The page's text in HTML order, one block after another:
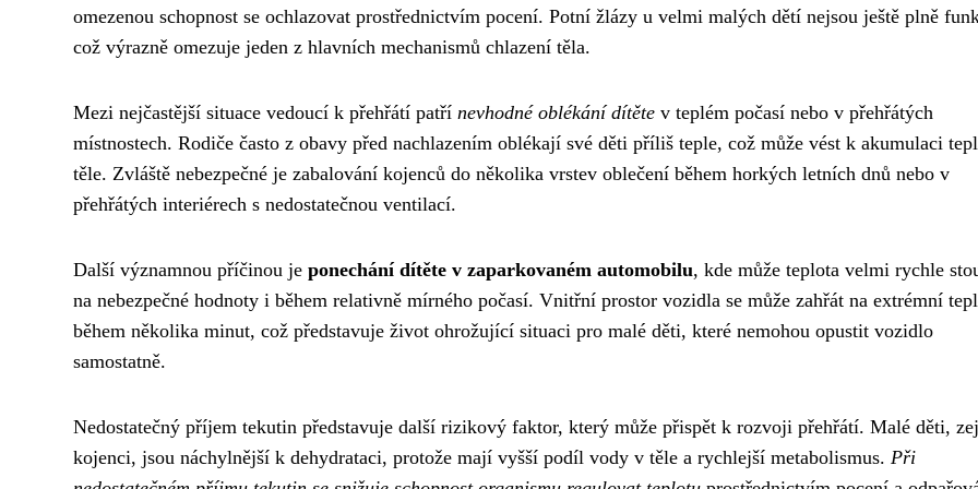
omezenou schopnost se ochlazovat prostřednictvím pocení. Potní žlázy u velmi malých dětí nejsou ještě plně
což výrazně omezuje jeden z hlavních mechanismů chlazení těla.
Mezi nejčastější situace vedoucí k přehřátí patří nevhodné oblékání dítěte v teplém počasí nebo v přehřátých
místnostech. Rodiče často z obavy před nachlazením oblékají své děti příliš teple, což může vést k akumulaci
těle. Zvláště nebezpečné je zabalování kojenců do několika vrstev oblečení během horkých letních dnů nebo v
přehřátých interiérech s nedostatečnou ventilací.
Další významnou příčinou je ponechání dítěte v zaparkovaném automobilu, kde může teplota velmi rychle
na nebezpečné hodnoty i během relativně mírného počasí. Vnitřní prostor vozidla se může zahřát na extrémní
během několika minut, což představuje život ohrožující situaci pro malé děti, které nemohou opustit vozidlo
samostatně.
Nedostatečný příjem tekutin představuje další rizikový faktor, který může přispět k rozvoji přehřátí. Malé děti,
kojenci, jsou náchylnější k dehydrataci, protože mají vyšší podíl vody v těle a rychlejší metabolismus. Při